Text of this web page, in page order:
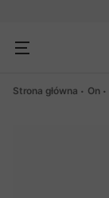
Strona główna On